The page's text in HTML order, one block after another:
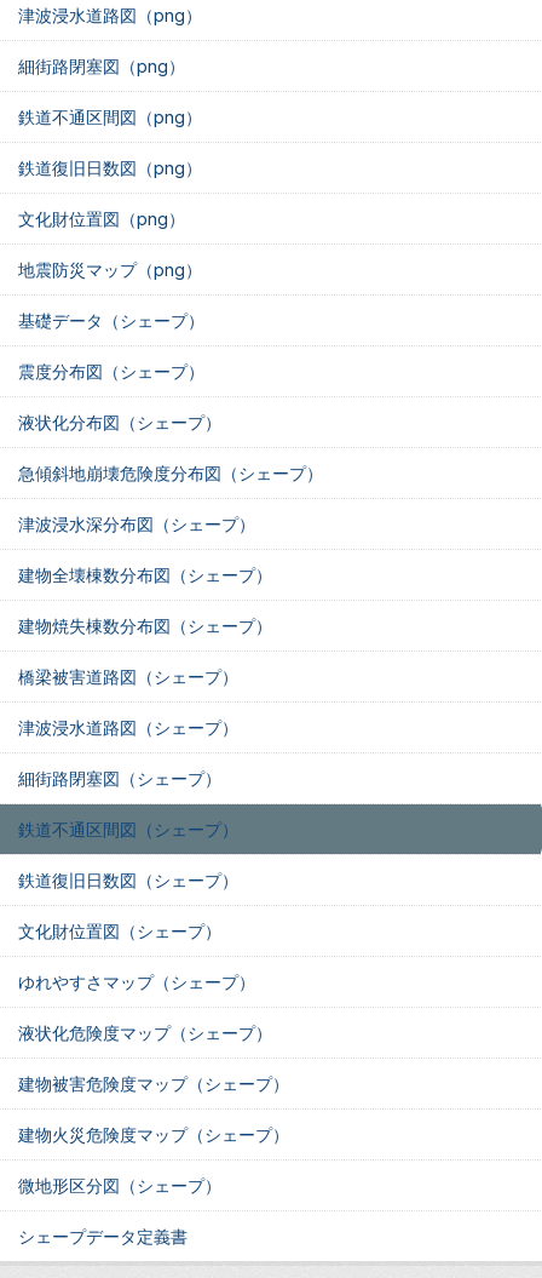
津波浸水道路図（png）
細街路閉塞図（png）
鉄道不通区間図（png）
鉄道復旧日数図（png）
文化財位置図（png）
地震防災マップ（png）
基礎データ（シェープ）
震度分布図（シェープ）
液状化分布図（シェープ）
急傾斜地崩壊危険度分布図（シェープ）
津波浸水深分布図（シェープ）
建物全壊棟数分布図（シェープ）
建物焼失棟数分布図（シェープ）
橋梁被害道路図（シェープ）
津波浸水道路図（シェープ）
細街路閉塞図（シェープ）
鉄道不通区間図（シェープ）
鉄道復旧日数図（シェープ）
文化財位置図（シェープ）
ゆれやすさマップ（シェープ）
液状化危険度マップ（シェープ）
建物被害危険度マップ（シェープ）
建物火災危険度マップ（シェープ）
微地形区分図（シェープ）
シェープデータ定義書